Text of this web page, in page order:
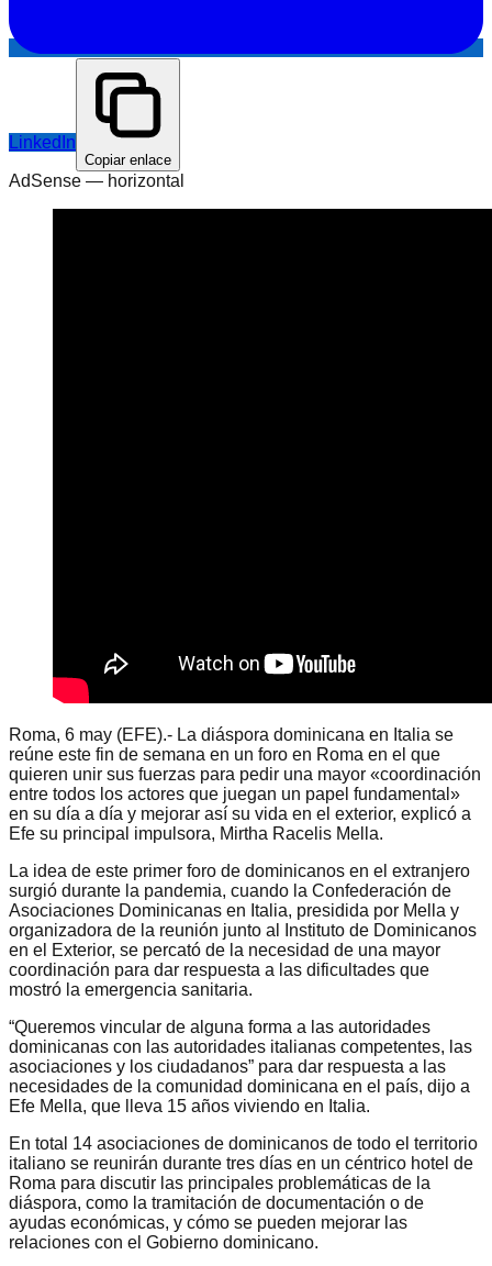
LinkedIn
Copiar enlace
AdSense — horizontal
Roma, 6 may (EFE).- La diáspora dominicana en Italia se
reúne este fin de semana en un foro en Roma en el que
quieren unir sus fuerzas para pedir una mayor «coordinación
entre todos los actores que juegan un papel fundamental»
en su día a día y mejorar así su vida en el exterior, explicó a
Efe su principal impulsora, Mirtha Racelis Mella.
La idea de este primer foro de dominicanos en el extranjero
surgió durante la pandemia, cuando la Confederación de
Asociaciones Dominicanas en Italia, presidida por Mella y
organizadora de la reunión junto al Instituto de Dominicanos
en el Exterior, se percató de la necesidad de una mayor
coordinación para dar respuesta a las dificultades que
mostró la emergencia sanitaria.
“Queremos vincular de alguna forma a las autoridades
dominicanas con las autoridades italianas competentes, las
asociaciones y los ciudadanos” para dar respuesta a las
necesidades de la comunidad dominicana en el país, dijo a
Efe Mella, que lleva 15 años viviendo en Italia.
En total 14 asociaciones de dominicanos de todo el territorio
italiano se reunirán durante tres días en un céntrico hotel de
Roma para discutir las principales problemáticas de la
diáspora, como la tramitación de documentación o de
ayudas económicas, y cómo se pueden mejorar las
relaciones con el Gobierno dominicano.